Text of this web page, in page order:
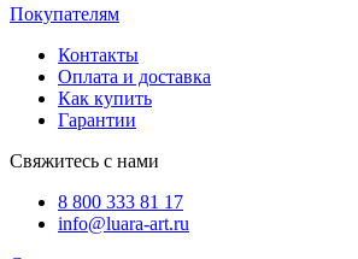
Покупателям
Контакты
Оплата и доставка
Как купить
Гарантии
Свяжитесь с нами
8 800 333 81 17
info@luara-art.ru